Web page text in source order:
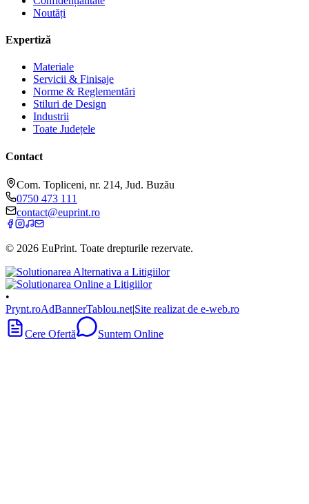
Noutăți
Expertiză
Materiale
Servicii & Finisaje
Norme & Reglementări
Stiluri de Design
Industrii
Toate Județele
Contact
Com. Topliceni, nr. 214, Jud. Buzău
0750 473 111
contact@euprint.ro
© 2026 EuPrint. Toate drepturile rezervate.
•
Prynt.roAdBannerTablou.net|Site realizat de e-web.ro
Cere Ofertă Suntem Online